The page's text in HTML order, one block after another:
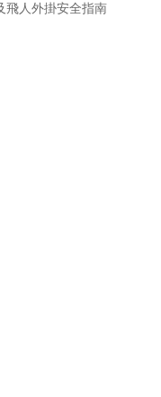
飛人外掛安全指南